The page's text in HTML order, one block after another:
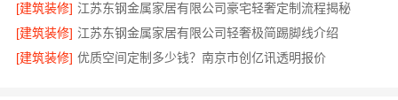
[建筑装修] 江苏东钢金属家居有限公司豪宅轻奢定制流程揭秘
[建筑装修] 江苏东钢金属家居有限公司轻奢极简踢脚线介绍
[建筑装修] 优质空间定制多少钱？南京市创亿讯透明报价